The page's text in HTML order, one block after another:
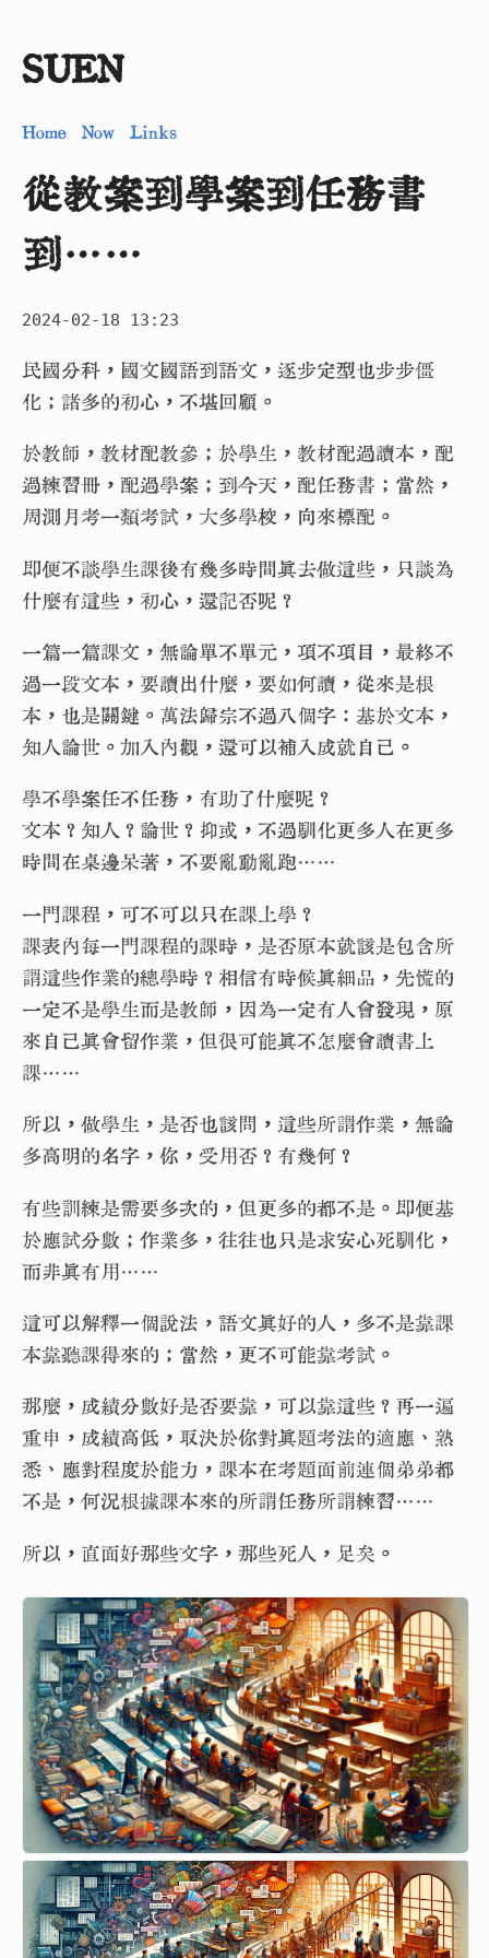
SUEN
Home Now Links
從教案到學案到任務書
到……
2024-02-18 13:23
民國分科，國文國語到語文，逐步定型也步步僵
化；諸多的初心，不堪回顧。
於教師，教材配教參；於學生，教材配過讀本，配
過練習冊，配過學案；到今天，配任務書；當然，
周測月考一類考試，大多學校，向來標配。
即便不談學生課後有幾多時間真去做這些，只談為
什麼有這些，初心，還記否呢？
一篇一篇課文，無論單不單元，項不項目，最終不
過一段文本，要讀出什麼，要如何讀，從來是根
本，也是關鍵。萬法歸宗不過八個字：基於文本，
知人論世。加入內觀，還可以補入成就自己。
學不學案任不任務，有助了什麼呢？
文本？知人？論世？抑或，不過馴化更多人在更多
時間在桌邊呆著，不要亂動亂跑……
一門課程，可不可以只在課上學？
課表內每一門課程的課時，是否原本就該是包含所
謂這些作業的總學時？相信有時候真細品，先慌的
一定不是學生而是教師，因為一定有人會發現，原
來自己真會留作業，但很可能真不怎麼會讀書上
課……
所以，做學生，是否也該問，這些所謂作業，無論
多高明的名字，你，受用否？有幾何？
有些訓練是需要多次的，但更多的都不是。即便基
於應試分數；作業多，往往也只是求安心死馴化，
而非真有用……
這可以解釋一個說法，語文真好的人，多不是靠課
本靠聽課得來的；當然，更不可能靠考試。
那麼，成績分數好是否要靠，可以靠這些？再一遍
重申，成績高低，取決於你對真題考法的適應、熟
悉、應對程度於能力，課本在考題面前連個弟弟都
不是，何況根據課本來的所謂任務所謂練習……
所以，直面好那些文字，那些死人，足矣。